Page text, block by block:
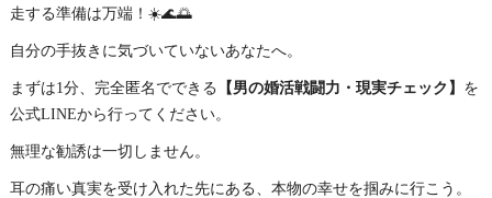
走する準備は万端！☀️🌊🌅
自分の手抜きに気づいていないあなたへ。
まずは1分、完全匿名でできる 【男の婚活戦闘力・現実チェック】 を
公式LINEから行ってください。
無理な勧誘は一切しません。
耳の痛い真実を受け入れた先にある、本物の幸せを掴みに行こう。